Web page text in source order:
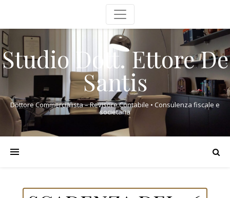
Studio Dott. Ettore De
Santis
Dottore Commercialista – Revisore Contabile • Consulenza fiscale e
societaria